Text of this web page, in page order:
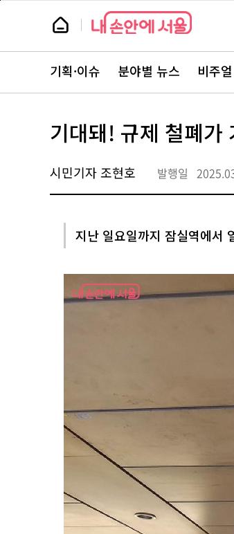
본
뉴
스
뉴
스
주
서
바
로
기획·이슈 분야별 뉴스 비주
기대돼! 규제 철폐
시민기자 조현호 발행일
지난 일요일까지 잠실역에서
페